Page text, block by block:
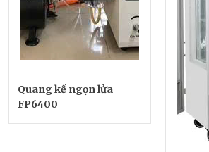
Quang kế ngọn lửa
FP6400